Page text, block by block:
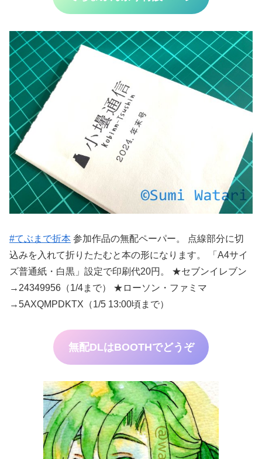
#てぶまで折本 参加作品の無配ペーパー。 点線部分に切
込みを入れて折りたたむと本の形になります。 「A4サイ
ズ普通紙・白黒」設定で印刷代20円。 ★セブンイレブン
→24349956（1/4まで） ★ローソン・ファミマ
→5AXQMPDKTX（1/5 13:00頃まで）
無配DLはBOOTHでどうぞ